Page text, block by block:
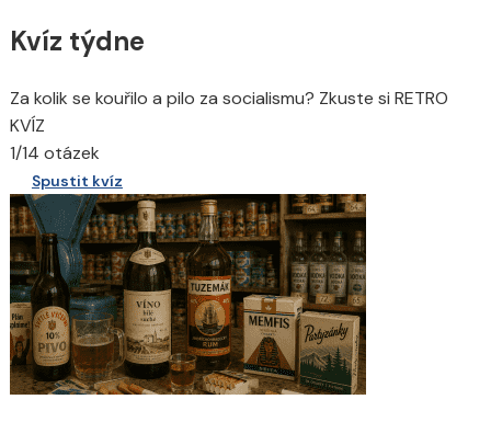
Kvíz týdne
Za kolik se kouřilo a pilo za socialismu? Zkuste si RETRO
KVÍZ
1/14 otázek
Spustit kvíz